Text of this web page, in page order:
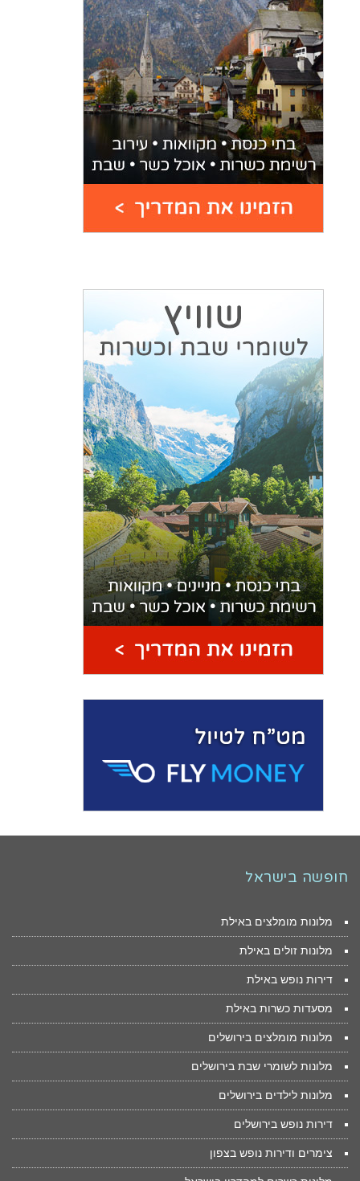
חופשה בישראל
מלונות מומלצים באילת
מלונות זולים באילת
דירות נופש באילת
מסעדות כשרות באילת
מלונות מומלצים בירושלים
מלונות לשומרי שבת בירושלים
מלונות לילדים בירושלים
דירות נופש בירושלים
צימרים ודירות נופש בצפון